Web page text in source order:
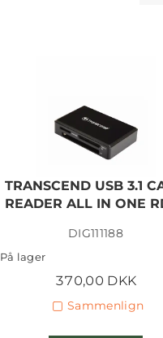
TRANSCEND USB 3.1
READER ALL IN ONE
DIG111188
På lager
370,00 DKK
Sammenlign